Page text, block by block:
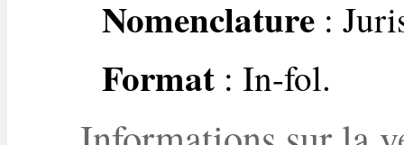
Nomenclature:
Format: In-fol.